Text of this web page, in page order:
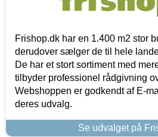
Frishop.dk har en 1.400 m2 stor
derudover sælger de til hele
De har et stort sortiment med
tilbyder professionel rådgivning
Webshoppen er godkendt af E-
deres udvalg.
Se udvalget på